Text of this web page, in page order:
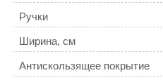
Ручки
Ширина, см
Антискользящее покрытие